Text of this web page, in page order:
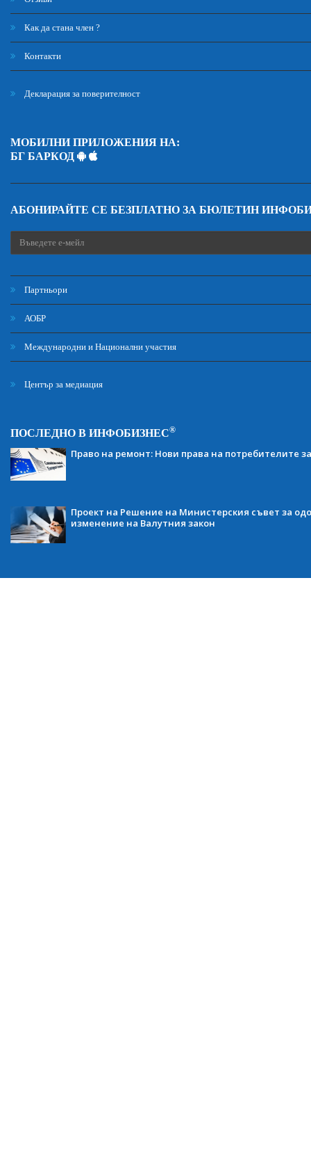
Как да стана член ?
Контакти
Декларация за поверителност
МОБИЛНИ ПРИЛОЖЕНИЯ НА:
БГ БАРКОД
АБОНИРАЙТЕ СЕ БЕЗПЛАТНО ЗА БЮЛЕТИН
Партньори
АОБР
Международни и Национални участия
Център за медиация
ПОСЛЕДНО В ИНФОБИЗНЕС®
Право на ремонт: Нови права на потребителите
Проект на Решение на Министерския съвет за
изменение на Валутния закон